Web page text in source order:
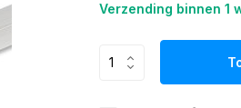
Verzending binnen 1